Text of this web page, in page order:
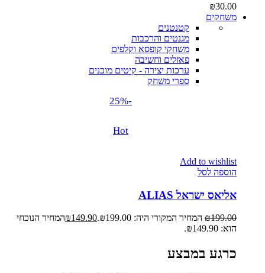
₪30.00
משחקים
קטנטנים
מגנטים והרכבות
משחקי קופסא וקלפים
פאזלים וחשיבה
ערכות יצירה - קיטים מוכנים
ספרי משחק
-25%
Hot
Add to wishlist
הוספה לסל
אליאס ישראל ALIAS
₪199.00 המחיר המקורי היה: ₪199.00. ₪149.90
המחיר הנוכחי
הוא: ₪149.90.
כרגע במבצע